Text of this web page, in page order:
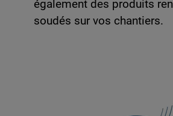
également des produits
soudés sur vos chantiers.